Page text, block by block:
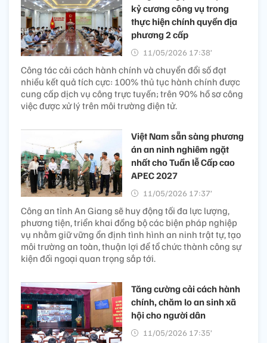
kỷ cương công vụ trong
thực hiện chính quyền địa
phương 2 cấp
11/05/2026 17:38’
Công tác cải cách hành chính và chuyển đổi số đạt
nhiều kết quả tích cực: 100% thủ tục hành chính được
cung cấp dịch vụ công trực tuyến; trên 90% hồ sơ công
việc được xử lý trên môi trường điện tử.
Việt Nam sẵn sàng phương
án an ninh nghiêm ngặt
nhất cho Tuần lễ Cấp cao
APEC 2027
11/05/2026 17:37’
Công an tỉnh An Giang sẽ huy động tối đa lực lượng,
phương tiện, triển khai đồng bộ các biện pháp nghiệp
vụ nhằm giữ vững ổn định tình hình an ninh trật tự, tạo
môi trường an toàn, thuận lợi để tổ chức thành công sự
kiện đối ngoại quan trọng sắp tới.
Tăng cường cải cách hành
chính, chăm lo an sinh xã
hội cho người dân
11/05/2026 17:35’